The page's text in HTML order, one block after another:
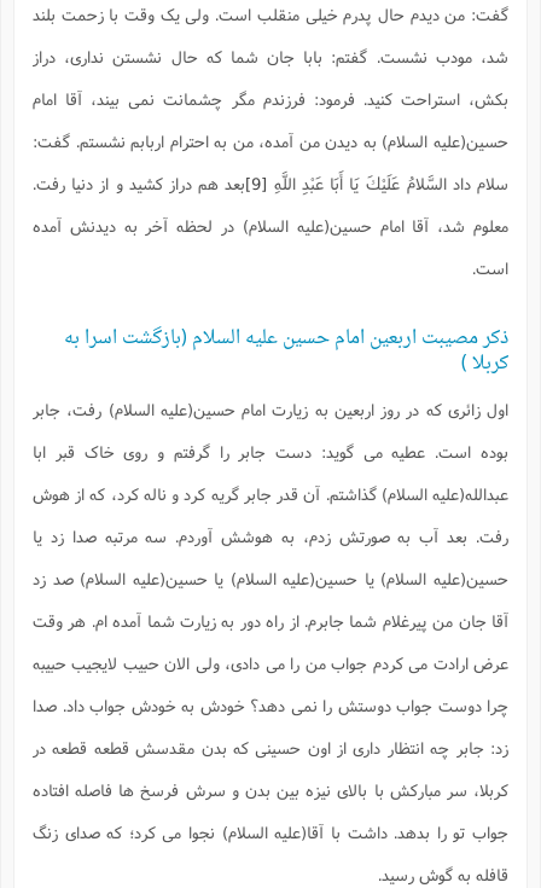
گفت: من دیدم حال پدرم خیلی منقلب است. ولی یک وقت با زحمت بلند
شد، مودب نشست. گفتم: بابا جان شما که حال نشستن نداری، دراز
بکش، استراحت کنید. فرمود: فرزندم مگر چشمانت نمی بیند، آقا امام
حسین(علیه السلام) به دیدن من آمده، من به احترام اربابم نشستم. گفت:
سلام دادالسَّلامُ عَلَيْكَ يَا أَبَا عَبْدِ اللَّهِ
بعد هم دراز کشید و از دنیا رفت.
معلوم شد، آقا امام حسین(علیه السلام) در لحظه آخر به دیدنش آمده
است.
ذکر مصیبت اربعین امام حسین علیه السلام (بازگشت اسرا به
کربلا )
اول زائری که در روز اربعین به زیارت امام حسین(علیه السلام) رفت، جابر
بوده است. عطیه می گوید: دست جابر را گرفتم و روی خاک قبر ابا
عبدالله(علیه السلام) گذاشتم. آن قدر جابر گریه کرد و ناله کرد، که از هوش
رفت. بعد آب به صورتش زدم، به هوشش آوردم. سه مرتبه صدا زد یا
حسین(علیه السلام) یا حسین(علیه السلام) یا حسین(علیه السلام) صد زد
آقا جان من پیرغلام شما جابرم. از راه دور به زیارت شما آمده ام. هر وقت
عرض ارادت می کردم جواب من را می دادی، ولی الان حبیب لایجیب حبیبه
چرا دوست جواب دوستش را نمی دهد؟ خودش به خودش جواب داد. صدا
زد: جابر چه انتظار داری از اون حسینی که بدن مقدسش قطعه قطعه در
کربلا، سر مبارکش با بالای نیزه بین بدن و سرش فرسخ ها فاصله افتاده
جواب تو را بدهد. داشت با آقا(علیه السلام) نجوا می کرد؛ که صدای زنگ
قافله به گوش رسید.